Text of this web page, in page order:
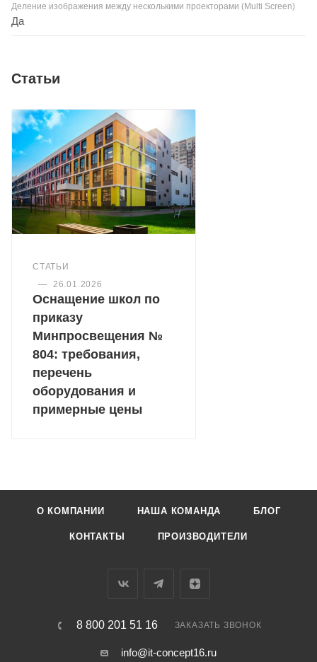
Деление изображения между несколькими проекторами (Multi Screen)
Да
Статьи
СТАТЬИ
—
26.01.2026
Оснащение школ по
приказу
Минпросвещения №
804: требования,
перечень
оборудования и
примерные цены
О КОМПАНИИ НАША КОМАНДА БЛОГ
КОНТАКТЫ ПРОИЗВОДИТЕЛИ
8 800 201 51 16 ЗАКАЗАТЬ ЗВОНОК
info@it-concept16.ru